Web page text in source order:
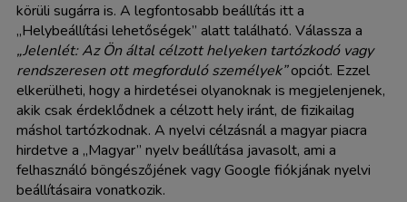
körüli sugárra is. A legfontosabb beállítás itt a
„Helybeállítási lehetőségek” alatt található. Válassza a
„Jelenlét: Az Ön által célzott helyeken tartózkodó vagy
rendszeresen ott megforduló személyek”opciót. Ezzel
elkerülheti, hogy a hirdetései olyanoknak is megjelenjenek,
akik csak érdeklődnek a célzott hely iránt, de fizikailag
máshol tartózkodnak. A nyelvi célzásnál a magyar piacra
hirdetve a „Magyar” nyelv beállítása javasolt, ami a
felhasználó böngészőjének vagy Google fiókjának nyelvi
beállításaira vonatkozik.